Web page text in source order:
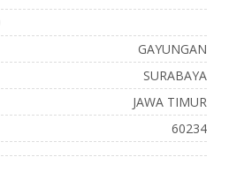
GAYUNGAN
SURABAYA
JAWA TIMUR
60234